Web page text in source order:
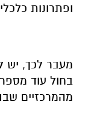
ופתרונות
מעבר לכך, יש
בחול עוד
מהמרכזיים